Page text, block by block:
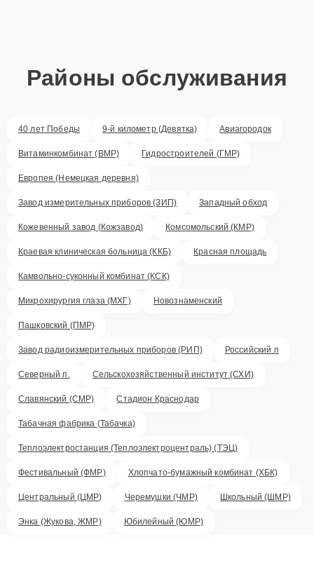
Районы обслуживания
40 лет Победы 9-й километр (Девятка) Авиагородок
Витаминкомбинат (ВМР) Гидростроителей (ГМР)
Европея (Немецкая деревня)
Завод измерительных приборов (ЗИП) Западный обход
Кожевенный завод (Кожзавод) Комсомольский (КМР)
Краевая клиническая больница (ККБ) Красная площадь
Камвольно-суконный комбинат (КСК)
Микрохирургия глаза (МХГ) Новознаменский
Пашковский (ПМР)
Завод радиоизмерительных приборов (РИП) Российский п
Северный п. Сельскохозяйственный институт (СХИ)
Славянский (СМР) Стадион Краснодар
Табачная фабрика (Табачка)
Теплоэлектростанция (Теплоэлектроцентраль) (ТЭЦ)
Фестивальный (ФМР) Хлопчато-бумажный комбинат (ХБК)
Центральный (ЦМР) Черемушки (ЧМР) Школьный (ШМР)
Энка (Жукова, ЖМР) Юбилейный (ЮМР)